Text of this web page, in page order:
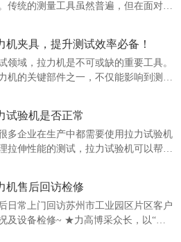
传统的测量工具虽然普遍，但在面对复
机夹具，提升测试效率必备！
领域，拉力机是不可或缺的重要工具。
机的关键部件之一，不仅能影响到测试
试验机是否正常
多企业在生产中都需要使用拉力试验机
拉伸性能的测试，拉力试验机可以帮助
机售后回访检修
日常上门回访苏州市工业园区片区客户
★力高博采众长，以“技术